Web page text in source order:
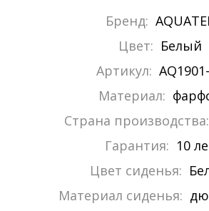
Бренд:
Цвет: Белый
Артикул:
Материал:
Страна производства:
Гарантия: 10
Цвет сиденья:
Материал сиденья: